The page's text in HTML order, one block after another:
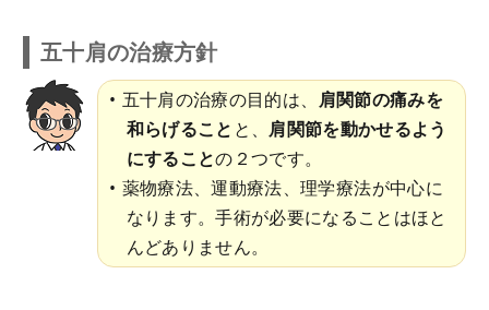
五十肩の治療方針
五十肩の治療の目的は、 肩関節の痛みを
和らげること と、 肩関節を動かせるよう
にすることの２つです。
薬物療法、運動療法、理学療法が中心に
なります。手術が必要になることはほと
んどありません。